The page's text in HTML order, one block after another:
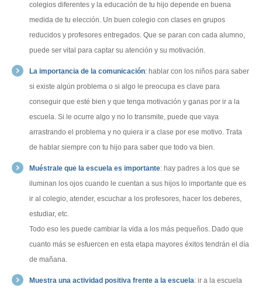
colegios diferentes y la educación de tu hijo depende en buena
medida de tu elección. Un buen colegio con clases en grupos
reducidos y profesores entregados. Que se paran con cada alumno,
puede ser vital para captar su atención y su motivación.
La importancia de la comunicación: hablar con los niños para saber
si existe algún problema o si algo le preocupa es clave para
conseguir que esté bien y que tenga motivación y ganas por ir a la
escuela. Si le ocurre algo y no lo transmite, puede que vaya
arrastrando el problema y no quiera ir a clase por ese motivo. Trata
de hablar siempre con tu hijo para saber que todo va bien.
Muéstrale que la escuela es importante: hay padres a los que se
iluminan los ojos cuando le cuentan a sus hijos lo importante que es
ir al colegio, atender, escuchar a los profesores, hacer los deberes,
estudiar, etc.
Todo eso les puede cambiar la vida a los más pequeños. Dado que
cuanto más se esfuercen en esta etapa mayores éxitos tendrán el día
de mañana.
Muestra una actividad positiva frente a la escuela: ir a la escuela